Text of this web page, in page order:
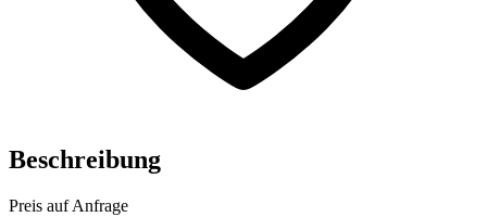
Beschreibung
Preis auf Anfrage